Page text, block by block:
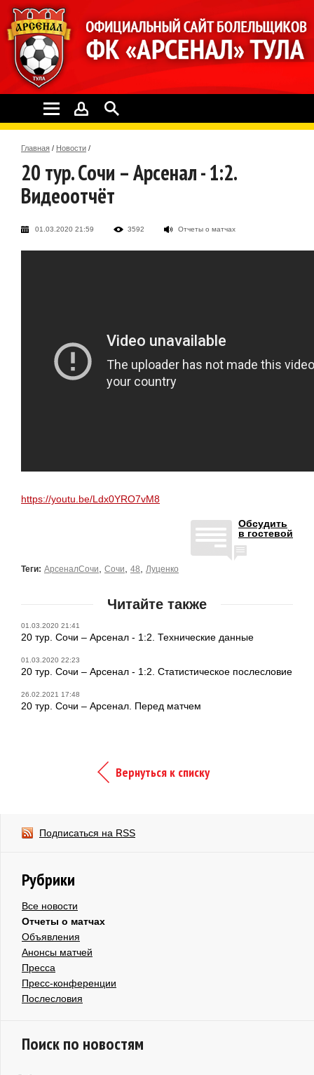
Главная / Новости /
20 тур. Сочи – Арсенал - 1:2.
Видеоотчёт
01.03.2020 21:59 3592 Отчеты о матчах
https://youtu.be/Ldx0YRO7vM8
Обсудить
в гостевой
Теги: АрсеналСочи Сочи 48 Луценко
Читайте также
01.03.2020 21:41
20 тур. Сочи – Арсенал - 1:2. Технические данные
01.03.2020 22:23
20 тур. Сочи – Арсенал - 1:2. Статистическое послесловие
26.02.2021 17:48
20 тур. Сочи – Арсенал. Перед матчем
Вернуться к списку
Подписаться на RSS
Рубрики
Все новости
Отчеты о матчах
Объявления
Анонсы матчей
Пресса
Пресс-конференции
Послесловия
Поиск по новостям